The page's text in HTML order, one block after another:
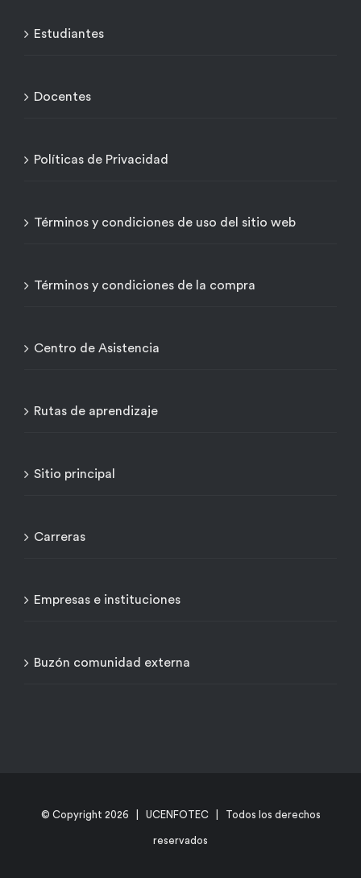
Estudiantes
Docentes
Políticas de Privacidad
Términos y condiciones de uso del sitio web
Términos y condiciones de la compra
Centro de Asistencia
Rutas de aprendizaje
Sitio principal
Carreras
Empresas e instituciones
Buzón comunidad externa
© Copyright 2026 | UCENFOTEC | Todos los derechos
reservados